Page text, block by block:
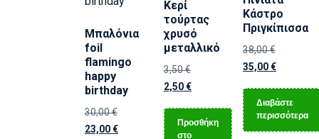
Μπαλόνια
foil
flamingo
happy
birthday
30,00€
23,00€
Κερί
τούρτας
χρυσό
μεταλλικό
3,50€
2,50€
Προσθήκη
στο
Κάστρο
Πριγκίπισσα
38,00€
35,00€
Διαβάστε
περισσότερα